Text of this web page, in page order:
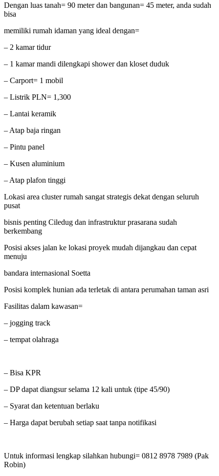
Dengan luas tanah= 90 meter dan bangunan= 45 meter, anda sudah
bisa
memiliki rumah idaman yang ideal dengan=
– 2 kamar tidur
– 1 kamar mandi dilengkapi shower dan kloset duduk
– Carport= 1 mobil
– Listrik PLN= 1,300
– Lantai keramik
– Atap baja ringan
– Pintu panel
– Kusen aluminium
– Atap plafon tinggi
Lokasi area cluster rumah sangat strategis dekat dengan seluruh
pusat
bisnis penting Ciledug dan infrastruktur prasarana sudah
berkembang
Posisi akses jalan ke lokasi proyek mudah dijangkau dan cepat
menuju
bandara internasional Soetta
Posisi komplek hunian ada terletak di antara perumahan taman asri
Fasilitas dalam kawasan=
– jogging track
– tempat olahraga
– Bisa KPR
– DP dapat diangsur selama 12 kali untuk (tipe 45/90)
– Syarat dan ketentuan berlaku
– Harga dapat berubah setiap saat tanpa notifikasi
Untuk informasi lengkap silahkan hubungi= 0812 8978 7989 (Pak
Robin)